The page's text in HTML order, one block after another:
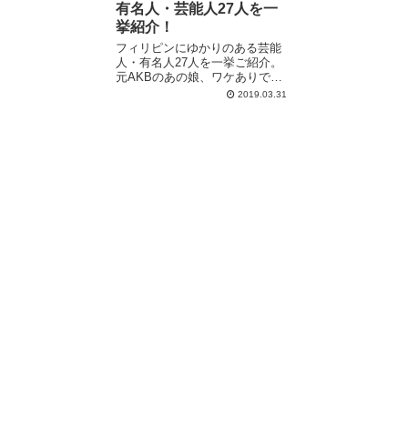
有名人・芸能人27人を一
挙紹介！
フィリピンにゆかりのある芸能
人・有名人27人を一挙ご紹介。
元AKBのあの娘、ワケありでや
ってきたグラビアモデル、移住
2019.03.31